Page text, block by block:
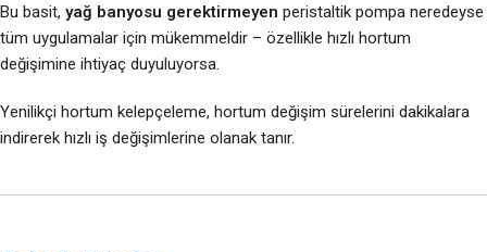
Bu basit, yağ banyosu gerektirmeyen peristaltik pompa neredeyse
tüm uygulamalar için mükemmeldir – özellikle hızlı hortum
değişimine ihtiyaç duyuluyorsa.
Yenilikçi hortum kelepçeleme, hortum değişim sürelerini dakikalara
indirerek hızlı iş değişimlerine olanak tanır.